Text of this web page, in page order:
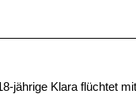
jährige Klara flüchtet